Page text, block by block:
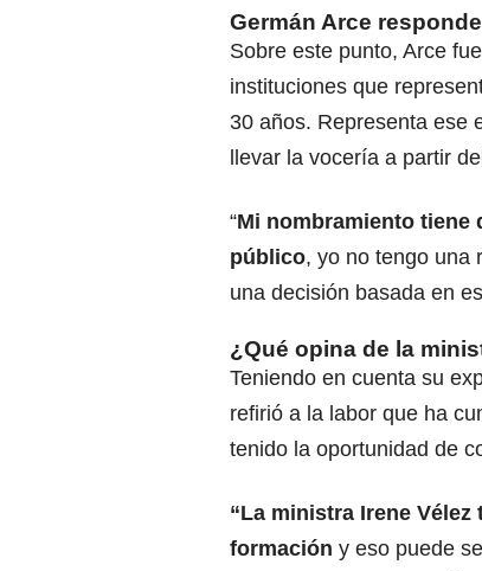
Germán Arce
Sobre este punto, Arce
instituciones que
30 años. Representa ese
llevar la vocería a partir
“Mi nombramiento tiene
público, yo no tengo una
una decisión basada en
¿Qué opina de la
Teniendo en cuenta su
refirió a la labor que ha
tenido la oportunidad de
“La ministra Irene
formación y eso puede